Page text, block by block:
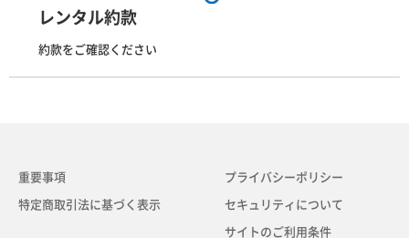
レンタル約款
約款をご確認ください
重要事項
特定商取引法に基づく表示
プライバシーポリシー
セキュリティについて
サイトのご利用条件